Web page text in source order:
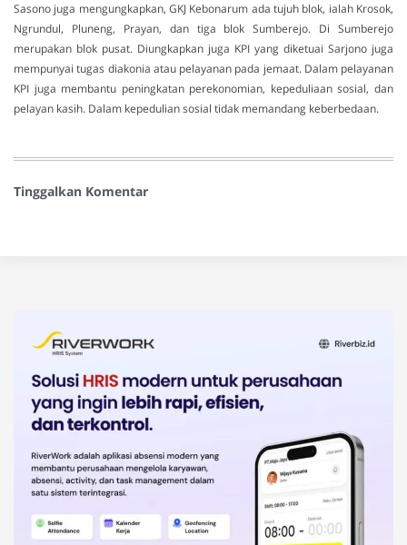
Sasono juga mengungkapkan, GKJ Kebonarum ada tujuh blok, ialah Krosok,
Ngrundul, Pluneng, Prayan, dan tiga blok Sumberejo. Di Sumberejo
merupakan blok pusat. Diungkapkan juga KPI yang diketuai Sarjono juga
mempunyai tugas diakonia atau pelayanan pada jemaat. Dalam pelayanan
KPI juga membantu peningkatan perekonomian, kepeduliaan sosial, dan
pelayan kasih. Dalam kepedulian sosial tidak memandang keberbedaan.
Tinggalkan Komentar